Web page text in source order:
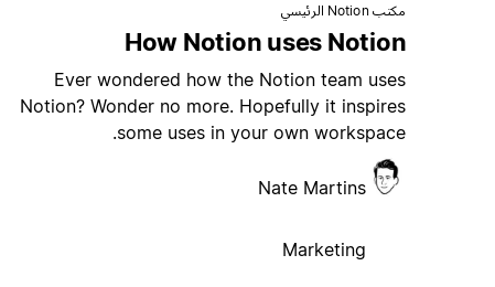
مكتب Notion الرئيسي
How Notion uses Notion
Ever wondered how the Notion team uses
Notion? Wonder no more. Hopefully it inspires
some uses in your own workspace.
Nate Martins
Marketing